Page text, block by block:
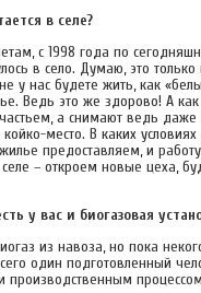
в селе?
с 1998 года по
в село. Думаю, это
у нас будете жить, как
Ведь это же здорово! А как
а снимают ведь даже
место. В каких
предоставляем, и
– откроем новые цеха,
у вас и биогазовая
из навоза, но пока
один подготовленный
производственным